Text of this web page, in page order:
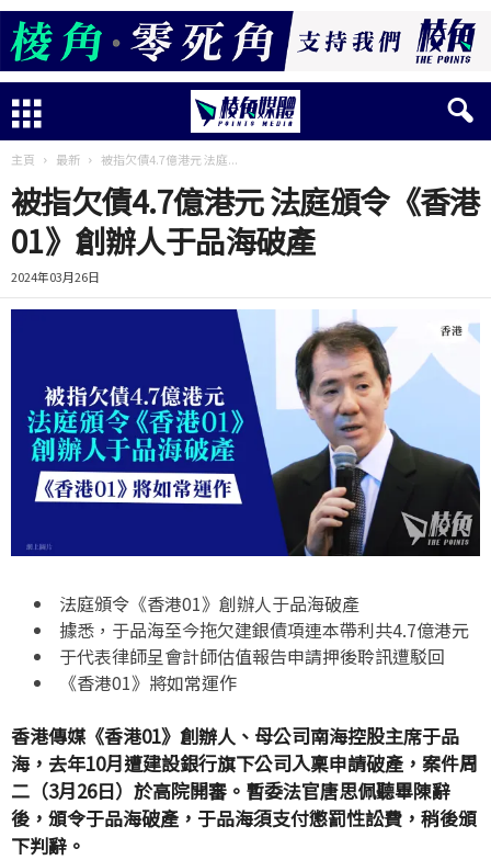
主頁 最新 被指欠債4.7億港元 法庭...
被指欠債4.7億港元 法庭頒令《香港
01》創辦人于品海破產
2024年03月26日
法庭頒令《香港01》創辦人于品海破產
據悉，于品海至今拖欠建銀債項連本帶利共4.7億港元
于代表律師呈會計師估值報告申請押後聆訊遭駁回
《香港01》將如常運作
香港傳媒《香港01》創辦人、母公司南海控股主席于品
海，去年10月遭建設銀行旗下公司入稟申請破產，案件周
二（3月26日）於高院開審。暫委法官唐思佩聽畢陳辭
後，頒令于品海破產，于品海須支付懲罰性訟費，稍後頒
下判辭。